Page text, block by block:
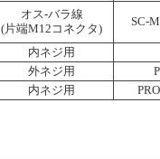
オス-バラ線
(片端M12コネクタ)
SC-
内ネジ用
外ネジ用
内ネジ用